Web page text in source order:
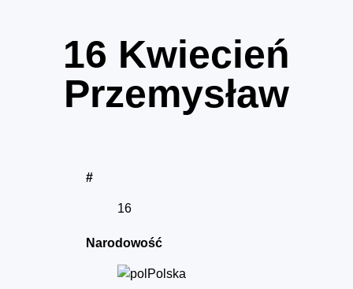
16 Kwiecień
Przemysław
#
16
Narodowość
Polska